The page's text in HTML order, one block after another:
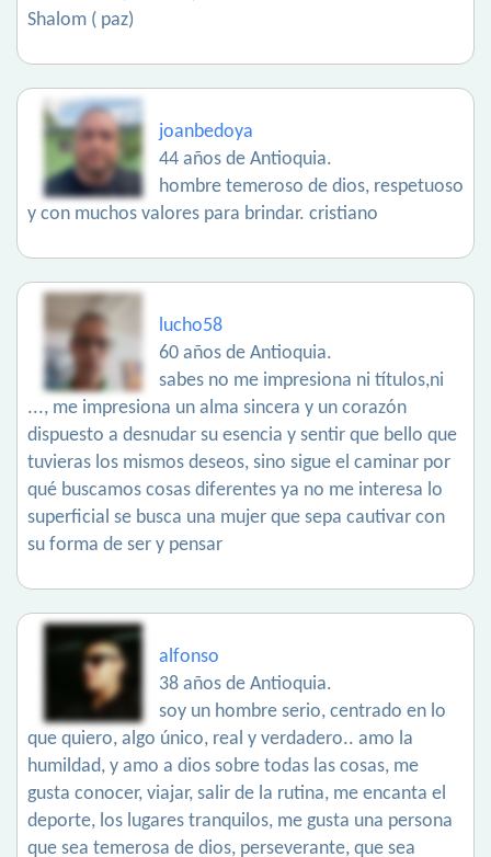
Shalom ( paz)
joanbedoya
44 años de Antioquia.
hombre temeroso de dios, respetuoso
y con muchos valores para brindar. cristiano
lucho58
60 años de Antioquia.
sabes no me impresiona ni títulos,ni
..., me impresiona un alma sincera y un corazón
dispuesto a desnudar su esencia y sentir que bello que
tuvieras los mismos deseos, sino sigue el caminar por
qué buscamos cosas diferentes ya no me interesa lo
superficial se busca una mujer que sepa cautivar con
su forma de ser y pensar
alfonso
38 años de Antioquia.
soy un hombre serio, centrado en lo
que quiero, algo único, real y verdadero.. amo la
humildad, y amo a dios sobre todas las cosas, me
gusta conocer, viajar, salir de la rutina, me encanta el
deporte, los lugares tranquilos, me gusta una persona
que sea temerosa de dios, perseverante, que sea